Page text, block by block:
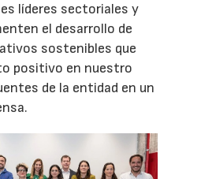
líderes sectoriales y
el desarrollo de
sostenibles que
positivo en nuestro
de la entidad en un